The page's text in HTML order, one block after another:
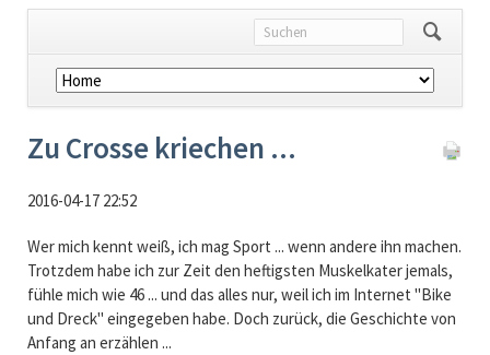
Navigation
überspringen
Zu Crosse kriechen ...
2016-04-17 22:52
Wer mich kennt weiß, ich mag Sport ... wenn andere ihn machen.
Trotzdem habe ich zur Zeit den heftigsten Muskelkater jemals,
fühle mich wie 46 ... und das alles nur, weil ich im Internet "Bike
und Dreck" eingegeben habe. Doch zurück, die Geschichte von
Anfang an erzählen ...